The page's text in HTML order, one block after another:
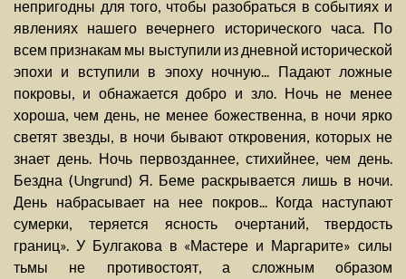
непригодны для того, чтобы разобраться в событиях и
явлениях нашего вечернего исторического часа. По
всем признакам мы выступили из дневной исторической
эпохи и вступили в эпоху ночную... Падают ложные
покровы, и обнажается добро и зло. Ночь не менее
хороша, чем день, не менее божественна, в ночи ярко
светят звезды, в ночи бывают откровения, которых не
знает день. Ночь первозданнее, стихийнее, чем день.
Бездна (Ungrund) Я. Беме раскрывается лишь в ночи.
День набрасывает на нее покров... Когда наступают
сумерки, теряется ясность очертаний, твердость
границ». У Булгакова в «Мастере и Маргарите» силы
тьмы не противостоят, а сложным образом